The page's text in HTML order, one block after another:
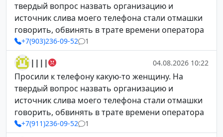
твердый вопрос назвать организацию и
источник слива моего телефона стали отмашки
говорить, обвинять в трате времени оператора
+7(903)236-09-52 1
|||| 04.08.2026 10:22
Просили к телефону какую-то женщину. На
твердый вопрос назвать организацию и
источник слива моего телефона стали отмашки
говорить, обвинять в трате времени оператора
+7(911)236-09-52 1